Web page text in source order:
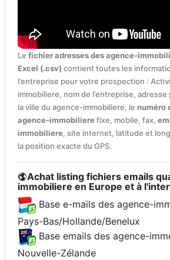
Le fichier adresses des agence-
Excel (.csv) contient toutes les
l’entreprise pour votre prospection :
immobiliere, nom de l’entreprise,
la ville du agence-immobiliere, le numéro
agence-immobilierefixe, mobile, fax,
immobiliere, site internet, latitude et
la position exacte du GPS.
Achat listing fichiers emails
immobiliere en Europe et à
Base e-mails des agence-
Pays-Bas/Hollande/Benelux
Base emails des agence-
Nouvelle-Zélande